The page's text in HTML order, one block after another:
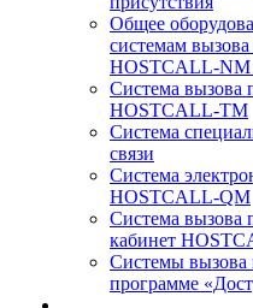
Общее
системам вызова
HOSTCALL-NM
Система вызова
HOSTCALL-TM
Система
связи
Система
HOSTCALL-QM
Cистема вызова
кабинет
Системы вызова
программе